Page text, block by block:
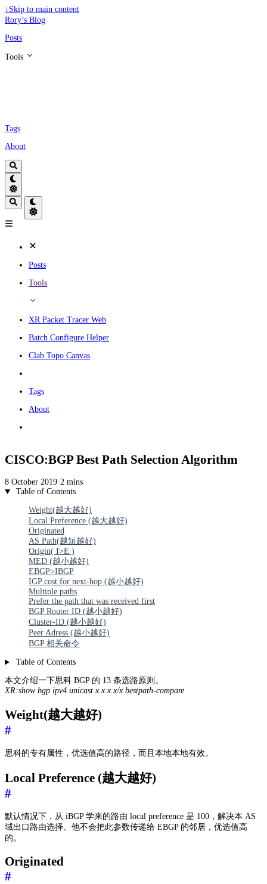
↓ Skip to main content
Rory’s Blog
Posts
Tools
Tags
About
Posts
Tools
XR Packet Tracer Web
Batch Configure Helper
Clab Topo Canvas
Tags
About
CISCO:BGP Best Path Selection Algorithm
8 October 2019·2 mins
Table of Contents
Weight(越大越好)
Local Preference (越大越好)
Originated
AS Path(越短越好)
Origin( I>E )
MED (越小越好)
EBGP>IBGP
IGP cost for next-hop (越小越好)
Multiple paths
Prefer the path that was received first
BGP Router ID (越小越好)
Cluster-ID (越小越好)
Peer Adress (越小越好)
BGP 相关命令
Table of Contents
本文介绍一下思科 BGP 的 13 条选路原则。
XR:show bgp ipv4 unicast x.x.x.x/x bestpath-compare
Weight(越大越好)
#
思科的专有属性，优选值高的路径，而且本地本地有效。
Local Preference (越大越好)
#
默认情况下，从 iBGP 学来的路由 local preference 是 100，解决本 AS
域出口路由选择。他不会把此参数传递给 EBGP 的邻居，优选值高
的。
Originated
#